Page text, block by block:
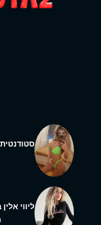
ליווי